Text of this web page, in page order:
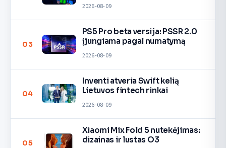
2026-08-09
03
PS5 Pro beta versija: PSSR 2.0
įjungiama pagal numatymą
2026-08-09
04
Inventi atveria Swift kelią
Lietuvos fintech rinkai
2026-08-09
05
Xiaomi Mix Fold 5 nutekėjimas:
dizainas ir lustas O3